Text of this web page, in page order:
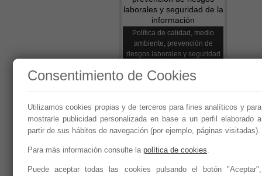
Política de calidad, medio
ambiente, prevención de
riesgos laborales y seguridad
Síguenos en:
Año 2026 - CEOE CEPYME
Consentimiento de Cookies
Utilizamos cookies propias y de terceros para fines analíticos y para
mostrarle publicidad personalizada en base a un perfil elaborado a
partir de sus hábitos de navegación (por ejemplo, páginas visitadas).
Para más información consulte la política de cookies.
Puede aceptar todas las cookies pulsando el botón "Aceptar",